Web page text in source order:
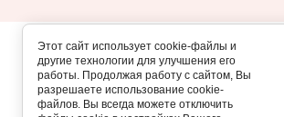
Этот сайт использует cookie-файлы и
другие технологии для улучшения его
работы. Продолжая работу с сайтом, Вы
разрешаете использование cookie-
файлов. Вы всегда можете отключить